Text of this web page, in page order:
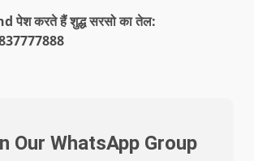
पेश करते हैं शुद्ध सरसो का तेल:
Our WhatsApp Group